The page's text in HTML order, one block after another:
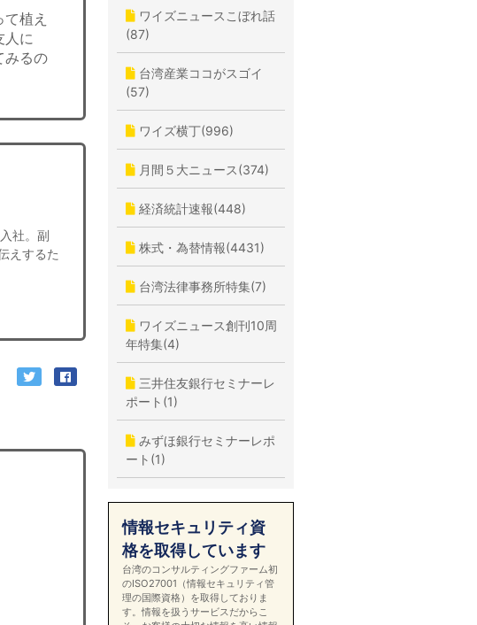
植え
人に
みるの
社。副
えするた
ワイズニュースこぼれ話
(87)
台湾産業ココがスゴイ
(57)
ワイズ横丁(996)
月間５大ニュース(374)
経済統計速報(448)
株式・為替情報(4431)
台湾法律事務所特集(7)
ワイズニュース創刊10周
年特集(4)
三井住友銀行セミナーレ
ポート(1)
みずほ銀行セミナーレポ
ート(1)
情報セキュリティ資
格を取得しています
台湾のコンサルティングファーム初
のISO27001（情報セキュリティ管
理の国際資格）を取得しておりま
す。情報を扱うサービスだからこ